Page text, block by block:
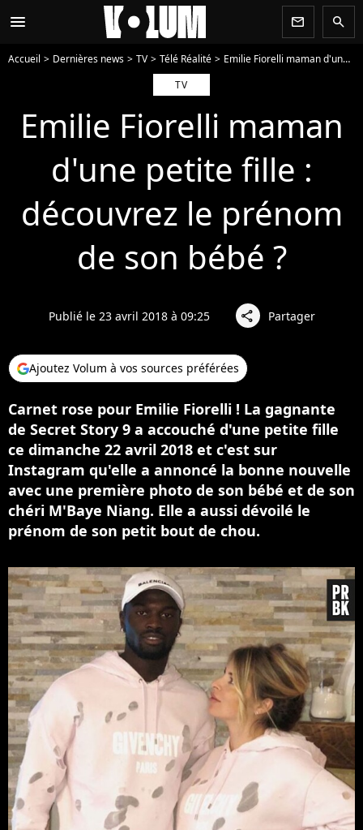
menu newsletter search
Accueil Dernières news TV Télé Réalité
Emilie Fiorelli maman d'une petite fille : découvrez le prénom de son bébé ?
TV
Emilie Fiorelli maman
d'une petite fille :
découvrez le prénom
de son bébé ?
Publié le 23 avril 2018 à 09:25 share Partager
Ajoutez Volum à vos sources préférées
Carnet rose pour Emilie Fiorelli ! La gagnante
de Secret Story 9 a accouché d'une petite fille
ce dimanche 22 avril 2018 et c'est sur
Instagram qu'elle a annoncé la bonne nouvelle
avec une première photo de son bébé et de son
chéri M'Baye Niang. Elle a aussi dévoilé le
prénom de son petit bout de chou.